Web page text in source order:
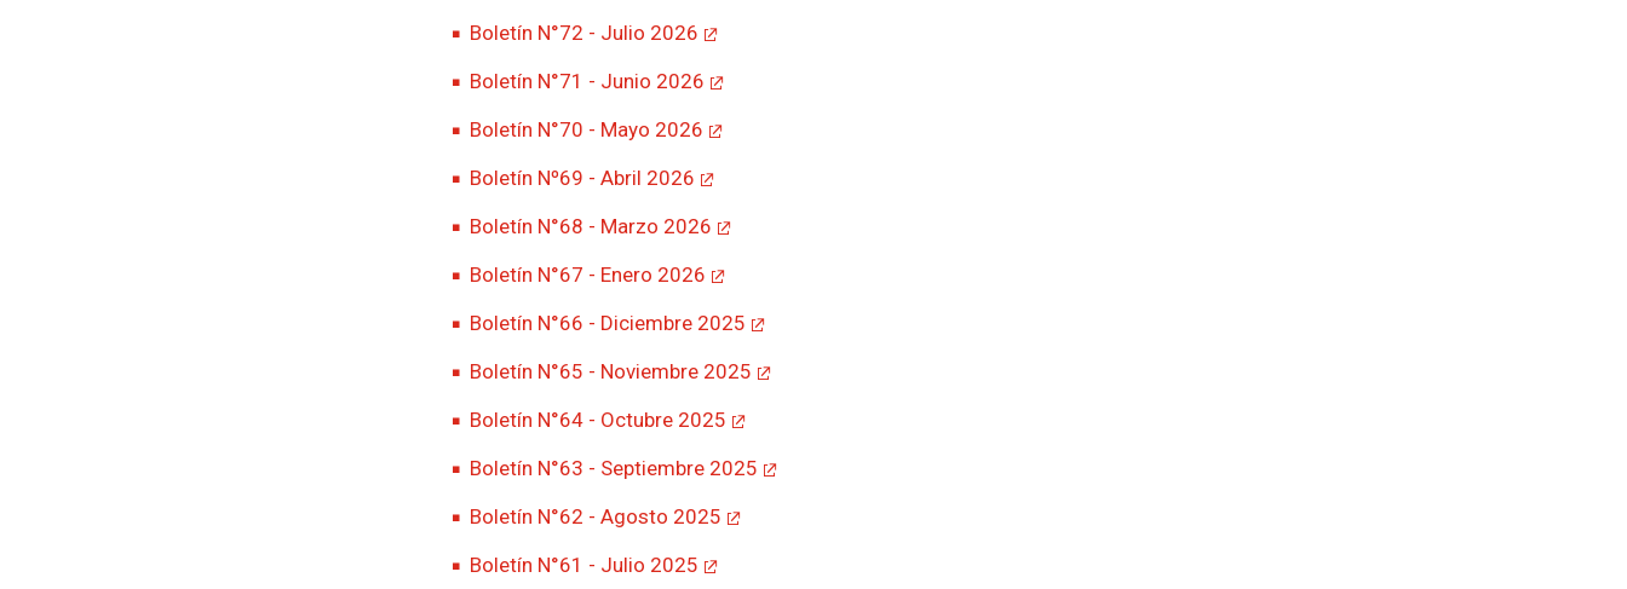
Boletín N°72 - Julio 2026
Boletín N°71 - Junio 2026
Boletín N°70 - Mayo 2026
Boletín Nº69 - Abril 2026
Boletín N°68 - Marzo 2026
Boletín N°67 - Enero 2026
Boletín N°66 - Diciembre 2025
Boletín N°65 - Noviembre 2025
Boletín N°64 - Octubre 2025
Boletín N°63 - Septiembre 2025
Boletín N°62 - Agosto 2025
Boletín N°61 - Julio 2025